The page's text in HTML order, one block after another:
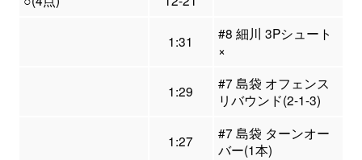
1:31
#8 細川 3Pシュート
×
1:29
#7 島袋 オフェンス
リバウンド(2-1-3)
1:27
#7 島袋 ターンオー
バー(1本)